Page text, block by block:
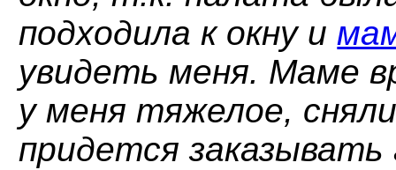
подходила к окну и
увидеть меня. Маме
у меня тяжелое,
придется